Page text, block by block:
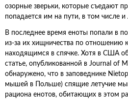
озорные зверьки, которые съедают
попадается им на пути, в том числе
В последнее время еноты попали в
из-за их хищничества по отношению
находящимся в спячке. Хотя в США
статье, опубликованной в Journal of
обнаружено, что в заповеднике
мышей в Польше) спящие летучие
рациона енотов, обитающих в этом